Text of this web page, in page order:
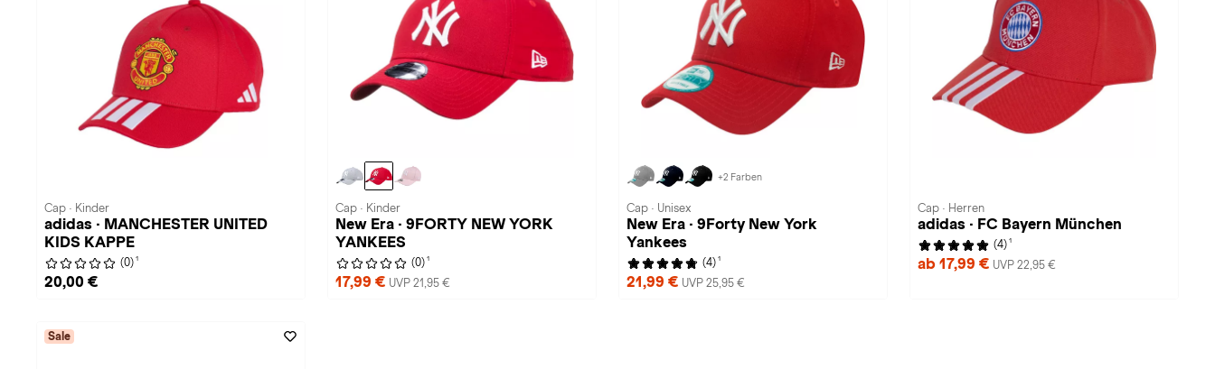
Cap · Kinder
adidas · MANCHESTER UNITED
KIDS KAPPE
(0) 1
20,00 €
Cap · Kinder
New Era · 9FORTY NEW YORK
YANKEES
(0) 1
17,99 € UVP 21,95 €
+2 Farben
Cap · Unisex
New Era · 9Forty New York
Yankees
(4) 1
21,99 € UVP 25,95 €
Cap · Herren
adidas · FC Bayern München
(4) 1
ab 17,99 € UVP 22,95 €
Sale